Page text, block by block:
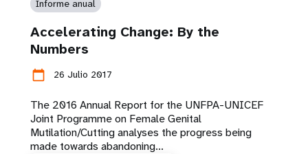
Informe anual
Accelerating Change: By the
Numbers
calendar_today 26 Julio 2017
The 2016 Annual Report for the UNFPA-UNICEF
Joint Programme on Female Genital
Mutilation/Cutting analyses the progress being
made towards abandoning...